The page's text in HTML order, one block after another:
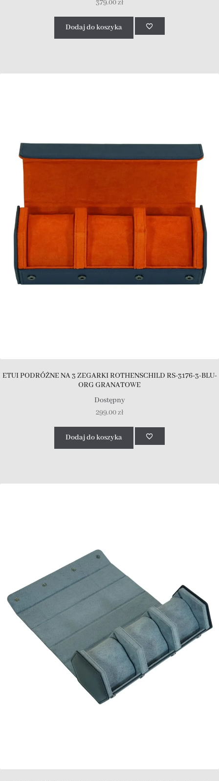
379.00zł
Dodaj do koszyka
ETUI PODRÓŻNE NA 3 ZEGARKI ROTHENSCHILD RS-3176-3-BLU-
ORG GRANATOWE
Dostępny
299.00zł
Dodaj do koszyka